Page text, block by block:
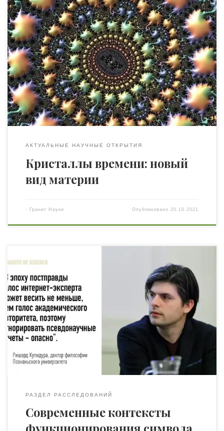
Уже несколько месяцев идут разговоры о том, что
исследователям удалось создать кристаллы времени —
странные кристаллы, атомная структура которых
повторяется не только в пространстве, но и во
времени, что означает, что они постоянно двигаются
без затрат энергии. Теперь это официально
подтвердили: исследователи только недавно
рассказали в деталях, как создать и измерить эти […]
АКТУАЛЬНЫЕ НАУЧНЫЕ ОТКРЫТИЯ
Кристаллы времени: новый
вид материи
- Гранит Науки Опубликовано 20.10.2021
PhD Ришард Купидура из Познаньского университета
им. Адама Мицкевича проследил актуализацию
анималистической символики в современном дискурсе.
В частности, он анализирует специфику зарождения
нового смыслового значения орла: его новые
ассоциативные связи, возникшие в эпоху динамических
общественно-политических изменений,
спроецированных событиями, связанными с
«Революцией Достоинства» в Украине 2013-2014 гг., а
также использование символа […]
РАЗДЕЛ РАССЛЕДОВАНИЙ
Современные контексты